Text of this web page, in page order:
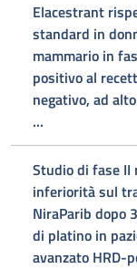
Elacestrant
standard in
mammario in
positivo al
negativo, ad
...
Studio di fase II
inferiorità sul
NiraParib dopo
di platino in
avanzato HRD-